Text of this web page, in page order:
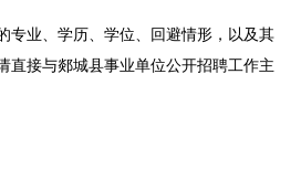
专业、学历、学位、回避情形，以及其
直接与郯城县事业单位公开招聘工作主